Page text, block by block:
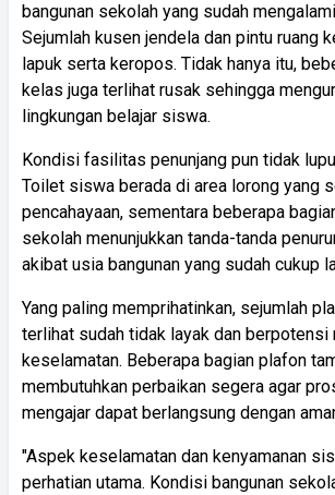
bangunan sekolah yang sudah
Sejumlah kusen jendela dan pintu ruang
lapuk serta keropos. Tidak hanya itu,
kelas juga terlihat rusak sehingga
lingkungan belajar siswa.
Kondisi fasilitas penunjang pun tidak
Toilet siswa berada di area lorong yang
pencahayaan, sementara beberapa
sekolah menunjukkan tanda-tanda
akibat usia bangunan yang sudah cukup
Yang paling memprihatinkan, sejumlah
terlihat sudah tidak layak dan berpotensi
keselamatan. Beberapa bagian plafon
membutuhkan perbaikan segera agar
mengajar dapat berlangsung dengan
"Aspek keselamatan dan kenyamanan
perhatian utama. Kondisi bangunan